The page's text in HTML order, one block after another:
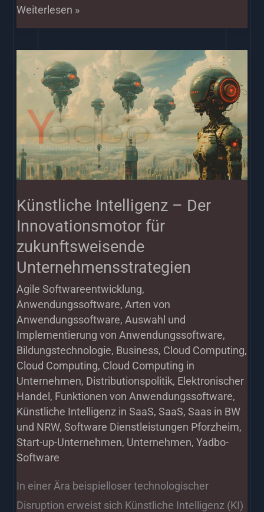
Weiterlesen »
Künstliche Intelligenz – Der
Innovationsmotor für
zukunftsweisende
Unternehmensstrategien
Agile Softwareentwicklung,
Anwendungssoftware,Arten von
Anwendungssoftware,Auswahl und
Implementierung von Anwendungssoftware,
Bildungstechnologie, Business, Cloud Computing,
Cloud Computing, Cloud Computing in
Unternehmen, Distributionspolitik, Elektronischer
Handel, Funktionen von Anwendungssoftware,
Künstliche Intelligenz in SaaS,SaaS,Saas in BW
und NRW,Software Dienstleistungen Pforzheim,
Start-up-Unternehmen, Unternehmen,Yadbo-
Software
In einer Ära beispielloser technologischer
Disruption erweist sich Künstliche Intelligenz (KI)
Künstliche
Intelligenz
Der
Innovationsmotor
für
zukunftsweisende